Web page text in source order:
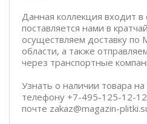
Данная коллекция входит в
поставляется нами в
осуществляем доставку по
области, а также
через транспортные
Узнать о наличии товара
телефону +7-495-125-12-
почте zakaz@magazin-